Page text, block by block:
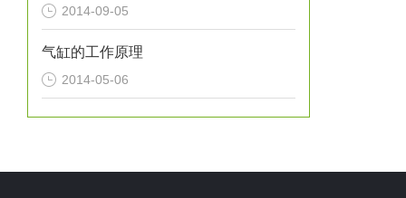
2014-09-05
气缸的工作原理
2014-05-06